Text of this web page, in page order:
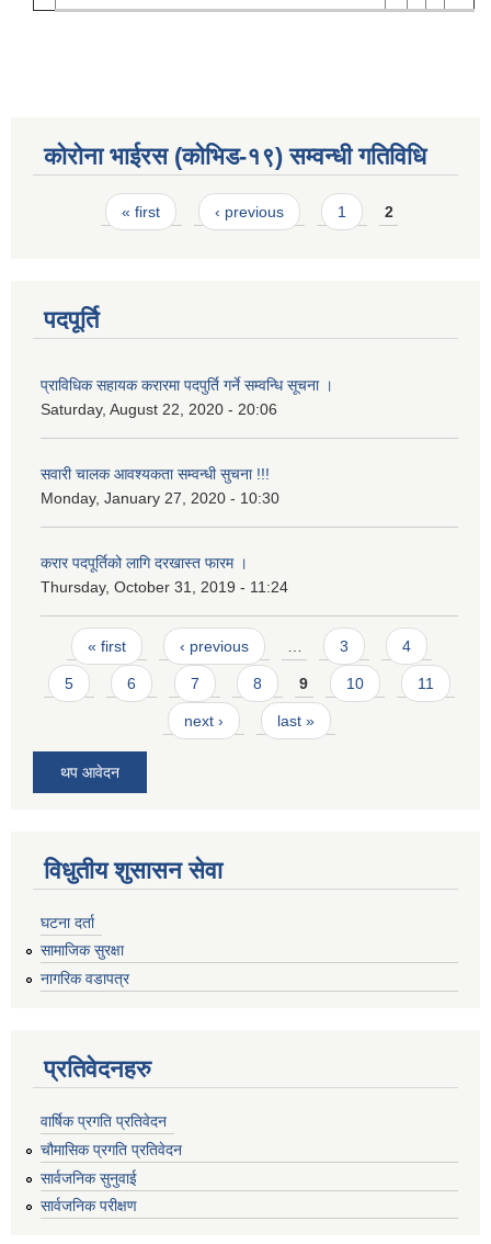
कोरोना भाईरस (कोभिड-१९) सम्वन्धी गतिविधि
Pages« first ‹ previous 1 2
पदपूर्ति
प्राविधिक सहायक करारमा पदपुर्ति गर्ने सम्वन्धि सूचना ।
Saturday, August 22, 2020 - 20:06
सवारी चालक आवश्यकता सम्वन्धी सुचना !!!
Monday, January 27, 2020 - 10:30
करार पदपूर्तिको लागि दरखास्त फारम ।
Thursday, October 31, 2019 - 11:24
Pages
« first ‹ previous … 3 4
5 6 7 8 9 10 11
next › last »
थप आवेदन
विधुतीय शुसासन सेवा
घटना दर्ता
सामाजिक सुरक्षा
नागरिक वडापत्र
प्रतिवेदनहरु
वार्षिक प्रगति प्रतिवेदन
चौमासिक प्रगति प्रतिवेदन
सार्वजनिक सुनुवाई
सार्वजनिक परीक्षण